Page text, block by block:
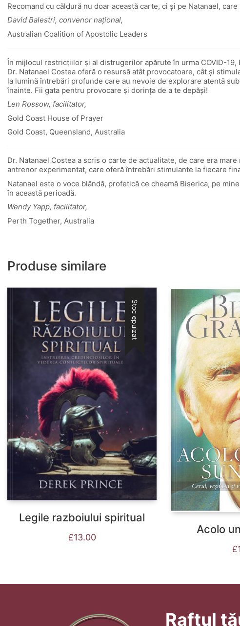
Recomand cu căldură nu doar această carte, ci și pe Natanael,
David Balestri, convenor național,
Australian Coalition of Apostolic Leaders
În mijlocul restricțiilor și al distrugerilor apărute în urma COVID-
Dr. Natanael Costea oferă o resursă atât provocatoare, cât și
la lumină întrebări profunde care au nevoie de explorare atentă
înainte. Fii gata pentru provocare și dorința de a te depăși!
Len Rossow, facilitator,
Gold Coast House of Prayer
Gold Coast, Queensland, Australia
Dr. Natanael Costea a scris o carte de actualitate, de care era
antrenor experimentat, care oferă întrebări stimulante la fiecare
Natanael este o voce blândă, profetică ce cheamă Biserica, pe
în această perioadă.
Wendy Yapp, facilitator,
Perth Together, Australia
Produse similare
Stoc epuizat
Legile razboiului spiritual
£13.00
Acolo
£
Raftul